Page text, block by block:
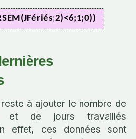
à ajouter le nombre de
et de jours travaillés
effet, ces données sont